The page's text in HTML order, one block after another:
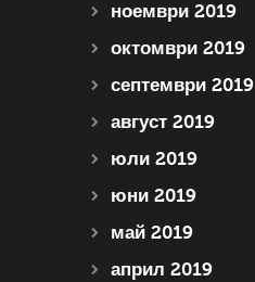
ноември 2019
октомври 2019
септември 2019
август 2019
юли 2019
юни 2019
май 2019
април 2019